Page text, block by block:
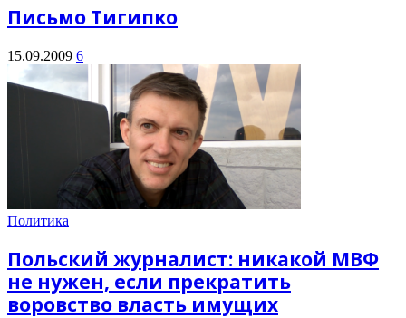
Письмо Тигипко
15.09.2009 6
Политика
Польский журналист: никакой МВФ
не нужен, если прекратить
воровство власть имущих